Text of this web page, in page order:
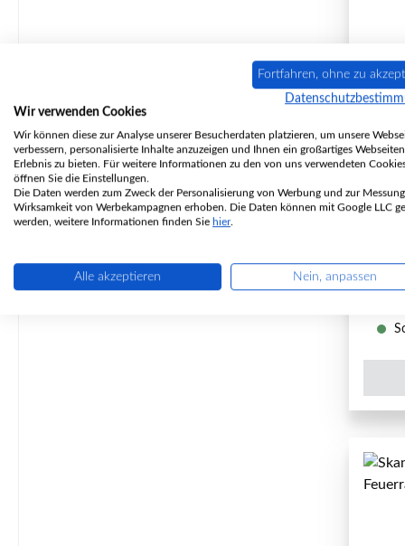
Fortfahren, ohne zu
Wir verwenden Cookies
Wir können diese zur Analyse unserer Besucherdaten platzieren, um unsere
verbessern, personalisierte Inhalte anzuzeigen und Ihnen ein großartiges
Erlebnis zu bieten. Für weitere Informationen zu den von uns verwendeten
öffnen Sie die Einstellungen.
Die Daten werden zum Zweck der Personalisierung von Werbung und zur
Wirksamkeit von Werbekampagnen erhoben. Die Daten können mit Google LLC
werden, weitere Informationen finden Sie hier.
Alle akzeptieren Nein, anpassen